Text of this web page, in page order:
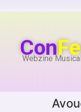
Con
Webzine Musical